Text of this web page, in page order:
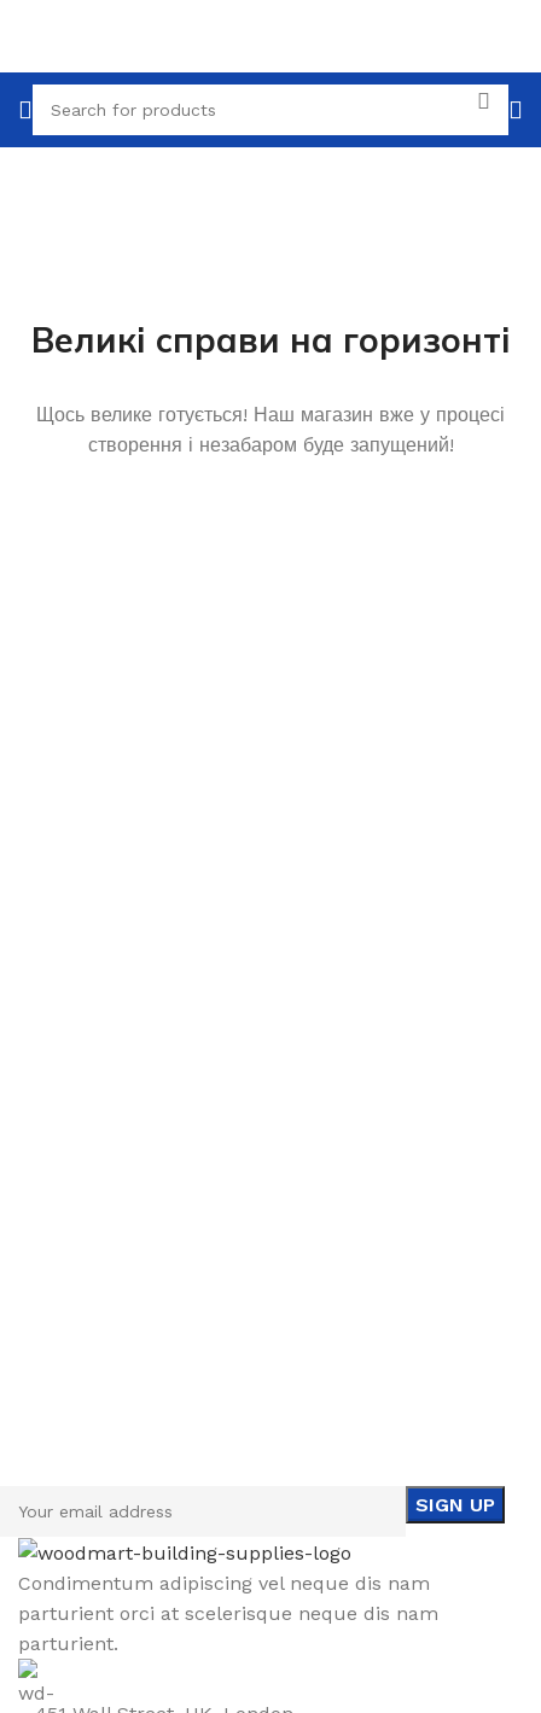
Великі справи на горизонті
Щось велике готується! Наш магазин вже у процесі
створення і незабаром буде запущений!
Condimentum adipiscing vel neque dis nam
parturient orci at scelerisque neque dis nam
parturient.